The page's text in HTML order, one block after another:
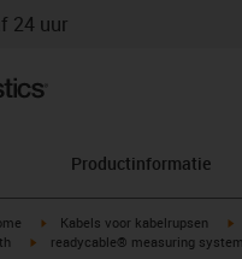
24 uur
Productinformatie
icon-arrow-rightigus-icon-arrow-right
Kabels voor kabelrupsen
igus-icon-arrow-right
readycable® measuring